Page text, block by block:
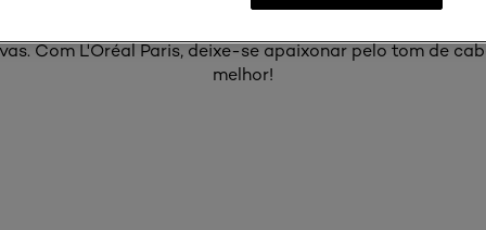
todas as suas necessidades, com produtos
Com L'Oréal Paris, deixe-se apaixonar pelo tom de
melhor!